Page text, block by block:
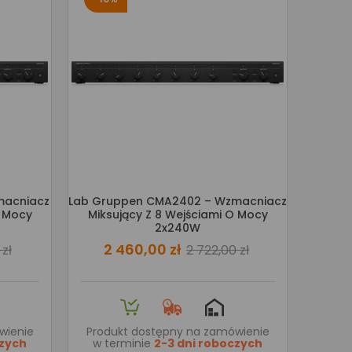
Lab Gruppen CMA2402 – Wzmacniacz
Miksujący Z 8 Wejściami O Mocy
2x240W
2 460,00 zł 2 722,00 zł
Produkt dostępny na zamówienie
w terminie 2-3 dni roboczych